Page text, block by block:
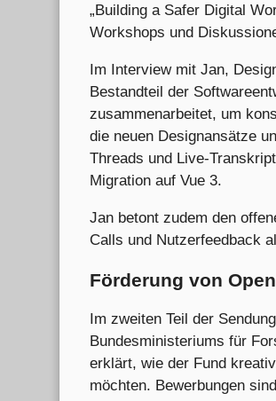
„Building a Safer Digital
Workshops und
Im Interview mit Jan,
Bestandteil der
zusammenarbeitet, um
die neuen Designansätze
Threads und Live-
Migration auf Vue 3.
Jan betont zudem den
Calls und Nutzerfeedback
Förderung von
Im zweiten Teil der
Bundesministeriums für
erklärt, wie der Fund
möchten. Bewerbungen